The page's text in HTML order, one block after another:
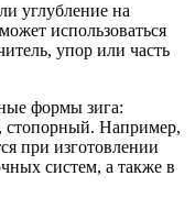
углубление на
использоваться
упор или часть
формы зига:
стопорный. Например,
при изготовлении
систем, а также в